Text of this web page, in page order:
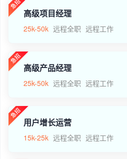
高级项目经理
25k-50k 远程全职 远程工作
高级产品经理
25k-50k 远程全职 远程工作
用户增长运营
15k-25k 远程全职 远程工作